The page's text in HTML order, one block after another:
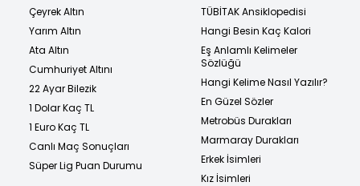
Çeyrek Altın
Yarım Altın
Ata Altın
Cumhuriyet Altını
22 Ayar Bilezik
1 Dolar Kaç TL
1 Euro Kaç TL
Canlı Maç Sonuçları
Süper Lig Puan Durumu
TÜBİTAK Ansiklopedisi
Hangi Besin Kaç Kalori
Eş Anlamlı Kelimeler
Sözlüğü
Hangi Kelime Nasıl Yazılır?
En Güzel Sözler
Metrobüs Durakları
Marmaray Durakları
Erkek İsimleri
Kız İsimleri